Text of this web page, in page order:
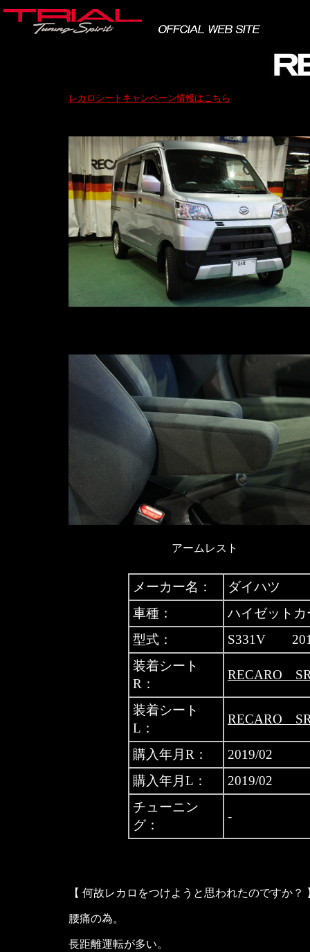
レカロシートキャンペーン情報はこちら
アームレスト
メーカー名：
ダイハツ
車種：
ハイゼットカ
型式：
S331V
装着シート
R：
RECARO
装着シート
L：
RECARO
購入年月R：
2019/02
購入年月L：
2019/02
チューニン
グ：
-
【 何故レカロをつけようと思われたのですか？
腰痛の為。
長距離運転が多い。